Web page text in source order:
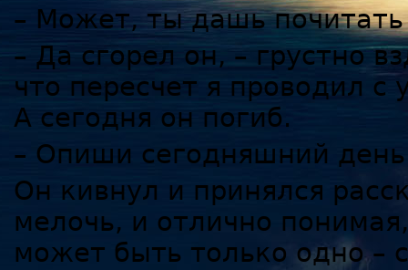
– Может, ты дашь почитать
– Да сгорел он, – грустно
что пересчет я проводил
А сегодня он погиб.
– Опиши сегодняшний день
Он кивнул и принялся
мелочь, и отлично
может быть только одно –